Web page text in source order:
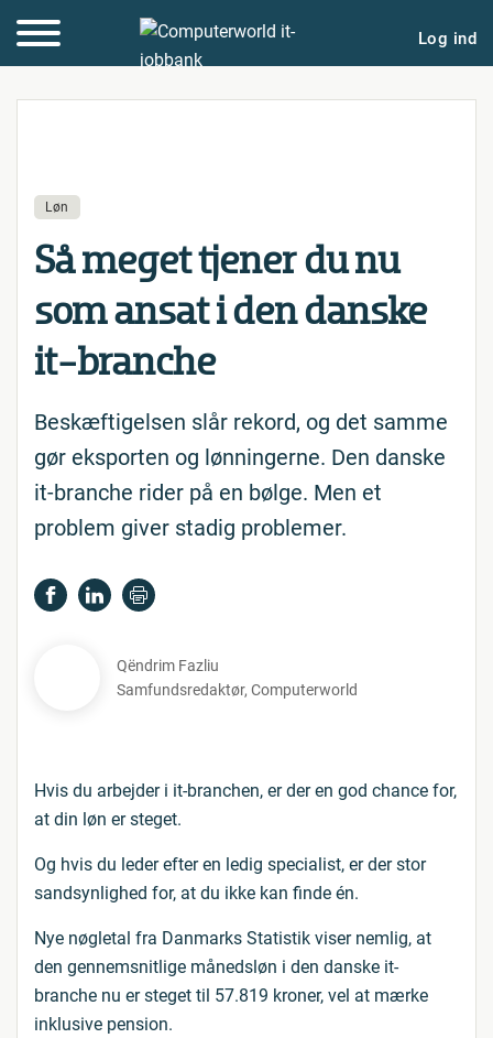
Log ind
Løn
Så meget tjener du nu
som ansat i den danske
it-branche
Beskæftigelsen slår rekord, og det samme
gør eksporten og lønningerne. Den danske
it-branche rider på en bølge. Men et
problem giver stadig problemer.
Qëndrim Fazliu
Samfundsredaktør, Computerworld
Hvis du arbejder i it-branchen, er der en god chance for,
at din løn er steget.
Og hvis du leder efter en ledig specialist, er der stor
sandsynlighed for, at du ikke kan finde én.
Nye nøgletal fra Danmarks Statistik viser nemlig, at
den gennemsnitlige månedsløn i den danske it-
branche nu er steget til 57.819 kroner, vel at mærke
inklusive pension.